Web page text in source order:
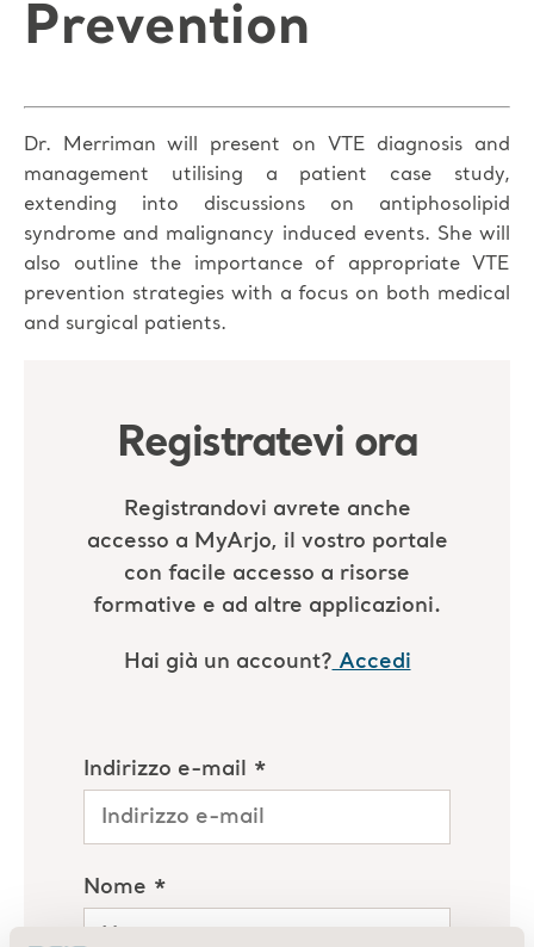
Prevention
Dr. Merriman will present on VTE diagnosis and
management utilising a patient case study,
extending into discussions on antiphosolipid
syndrome and malignancy induced events. She will
also outline the importance of appropriate VTE
prevention strategies with a focus on both medical
and surgical patients.